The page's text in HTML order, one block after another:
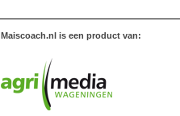
Maiscoach.nl is een product van: